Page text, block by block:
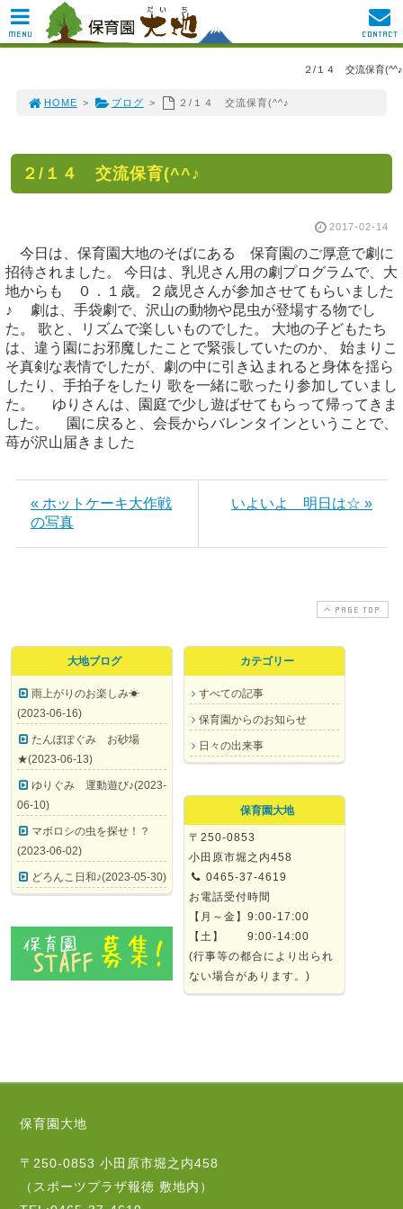
２/１４ 交流保育(^^♪
HOME > ブログ > ２/１４ 交流保育(^^♪
２/１４ 交流保育(^^♪
2017-02-14
今日は、保育園大地のそばにある 保育園のご厚意で劇に
招待されました。 今日は、乳児さん用の劇プログラムで、大
地からも ０．１歳。２歳児さんが参加させてもらいました
♪ 劇は、手袋劇で、沢山の動物や昆虫が登場する物でし
た。 歌と、リズムで楽しいものでした。 大地の子どもたち
は、違う園にお邪魔したことで緊張していたのか、 始まりこ
そ真剣な表情でしたが、劇の中に引き込まれると身体を揺ら
したり、手拍子をしたり 歌を一緒に歌ったり参加していまし
た。 ゆりさんは、園庭で少し遊ばせてもらって帰ってきま
した。 園に戻ると、会長からバレンタインということで、
苺が沢山届きました
« ホットケーキ大作戦
の写真
いよいよ 明日は☆ »
PAGE TOP
大地ブログ
雨上がりのお楽しみ☀
(2023-06-16)
たんぽぽぐみ お砂場
★(2023-06-13)
ゆりぐみ 運動遊び♪(2023-
06-10)
マボロシの虫を探せ！？
(2023-06-02)
どろんこ日和♪(2023-05-30)
カテゴリー
すべての記事
保育園からのお知らせ
日々の出来事
保育園大地
〒250-0853
小田原市堀之内458
0465-37-4619
お電話受付時間
【月～金】9:00-17:00
【土】 9:00-14:00
(行事等の都合により出られ
ない場合があります。)
保育園大地
〒250-0853 小田原市堀之内458
（スポーツプラザ報徳 敷地内）
MENU CONTACT